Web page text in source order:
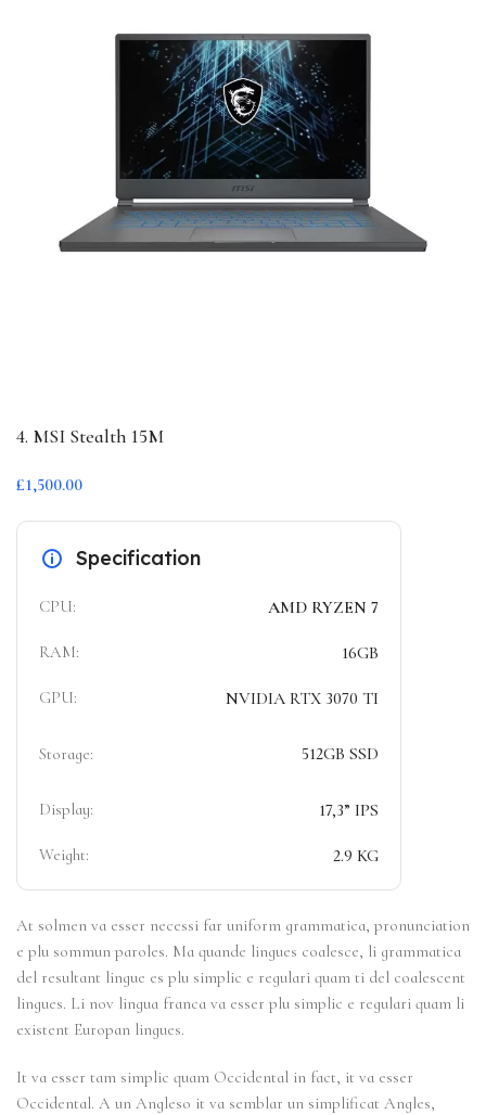
4. MSI Stealth 15M
£1,500.00
Specification
CPU: AMD RYZEN 7
RAM: 16GB
GPU: NVIDIA RTX 3070 TI
Storage: 512GB SSD
Display: 17,3” IPS
Weight: 2.9 KG
At solmen va esser necessi far uniform grammatica, pronunciation
e plu sommun paroles. Ma quande lingues coalesce, li grammatica
del resultant lingue es plu simplic e regulari quam ti del coalescent
lingues. Li nov lingua franca va esser plu simplic e regulari quam li
existent Europan lingues.
It va esser tam simplic quam Occidental in fact, it va esser
Occidental. A un Angleso it va semblar un simplificat Angles,